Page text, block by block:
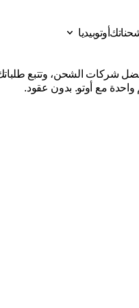
واحدة مع أوتو. بدون عقود.
أوتوبيديا